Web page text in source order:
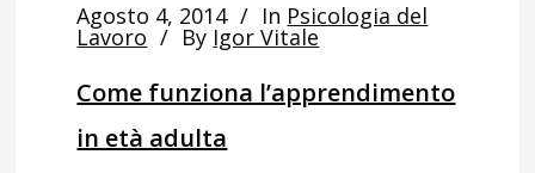
Agosto 4, 2014 In Psicologia del
Lavoro By Igor Vitale
Come funziona l’apprendimento
in età adulta